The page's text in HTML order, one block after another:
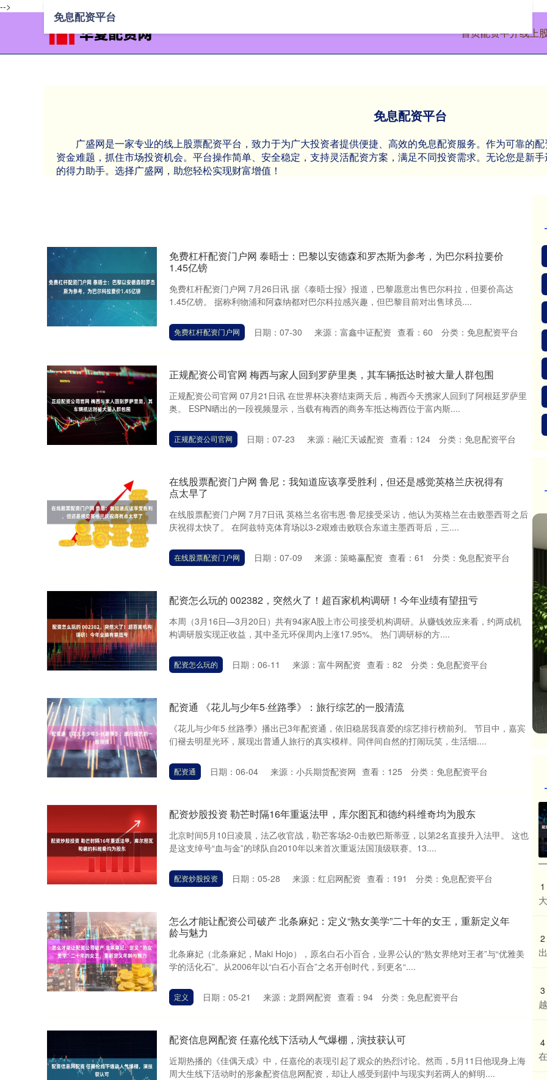
-->
首页配资中介线上
免息配资平台
广盛网是一家专业的线上股票配资平台，致力于为广大投资者提供便捷、高效的免息配资服务。作为可靠的
资金难题，抓住市场投资机会。平台操作简单、安全稳定，支持灵活配资方案，满足不同投资需求。无论您是新
的得力助手。选择广盛网，助您轻松实现财富增值！
免息配资平台
免费杠杆配资门户网 泰晤士：巴黎以安德森和罗杰斯为参考，为巴尔科拉要价
1.45亿镑
免费杠杆配资门户网 7月26日讯 据《泰晤士报》报道，巴黎愿意出售巴尔科拉，但要价高达
1.45亿镑。 据称利物浦和阿森纳都对巴尔科拉感兴趣，但巴黎目前对出售球员....
免费杠杆配资门户网 日期：07-30 来源：富鑫中证配资 查看： 60 分类： 免息配资平台
正规配资公司官网 梅西与家人回到罗萨里奥，其车辆抵达时被大量人群包围
正规配资公司官网 07月21日讯 在世界杯决赛结束两天后，梅西今天携家人回到了阿根廷罗萨里
奥。 ESPN晒出的一段视频显示，当载有梅西的商务车抵达梅西位于富内斯....
正规配资公司官网 日期：07-23 来源：融汇天诚配资 查看： 124 分类： 免息配资平台
在线股票配资门户网 鲁尼：我知道应该享受胜利，但还是感觉英格兰庆祝得有
点太早了
在线股票配资门户网 7月7日讯 英格兰名宿韦恩·鲁尼接受采访，他认为英格兰在击败墨西哥之后
庆祝得太快了。 在阿兹特克体育场以3-2艰难击败联合东道主墨西哥后，三....
在线股票配资门户网 日期：07-09 来源：策略赢配资 查看： 61 分类： 免息配资平台
配资怎么玩的 002382，突然火了！超百家机构调研！今年业绩有望扭亏
本周（3月16日—3月20日）共有94家A股上市公司接受机构调研。从赚钱效应来看，约两成机
构调研股实现正收益，其中圣元环保周内上涨17.95%。 热门调研标的方....
配资怎么玩的 日期：06-11 来源：富牛网配资 查看： 82 分类： 免息配资平台
配资通 《花儿与少年5·丝路季》：旅行综艺的一股清流
《花儿与少年5·丝路季》播出已3年配资通，依旧稳居我喜爱的综艺排行榜前列。 节目中，嘉宾
们褪去明星光环，展现出普通人旅行的真实模样。同伴间自然的打闹玩笑，生活细....
配资通 日期：06-04 来源：小兵期货配资网 查看： 125 分类： 免息配资平台
配资炒股投资 勒芒时隔16年重返法甲，库尔图瓦和德约科维奇均为股东
北京时间5月10日凌晨，法乙收官战，勒芒客场2-0击败巴斯蒂亚，以第2名直接升入法甲。 这也
是这支绰号“血与金”的球队自2010年以来首次重返法国顶级联赛。13....
配资炒股投资 日期：05-28 来源：红启网配资 查看： 191 分类： 免息配资平台
怎么才能让配资公司破产 北条麻妃：定义“熟女美学”二十年的女王，重新定义年
龄与魅力
北条麻妃（北条麻妃，Maki Hojo），原名白石小百合，业界公认的“熟女界绝对王者”与“优雅美
学的活化石”。从2006年以“白石小百合”之名开创时代，到更名“....
定义 日期：05-21 来源：龙爵网配资 查看： 94 分类： 免息配资平台
配资信息网配资 任嘉伦线下活动人气爆棚，演技获认可
近期热播的《佳偶天成》中，任嘉伦的表现引起了观众的热烈讨论。然而，5月11日他现身上海
周大生线下活动时的形象配资信息网配资，却让人感受到剧中与现实判若两人的鲜明....
1
2
3
4